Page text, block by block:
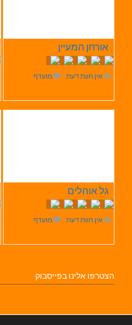
אורחן המעיין
אין חוות דעת מועדף
גל אוהלים
אין חוות דעת מועדף
הצטרפו אלינו בפייסבוק